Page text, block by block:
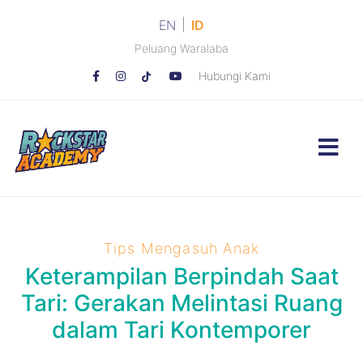
EN ID
Peluang Waralaba
Hubungi Kami
Tips Mengasuh Anak
Keterampilan Berpindah Saat
Tari: Gerakan Melintasi Ruang
dalam Tari Kontemporer